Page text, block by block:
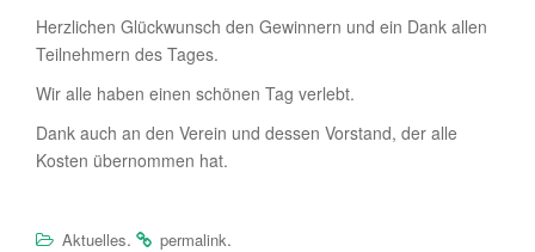
Herzlichen Glückwunsch den Gewinnern und ein Dank allen
Teilnehmern des Tages.
Wir alle haben einen schönen Tag verlebt.
Dank auch an den Verein und dessen Vorstand, der alle
Kosten übernommen hat.
Aktuelles. permalink.